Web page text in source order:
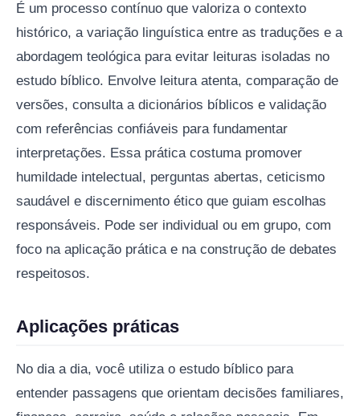
É um processo contínuo que valoriza o contexto
histórico, a variação linguística entre as traduções e a
abordagem teológica para evitar leituras isoladas no
estudo bíblico. Envolve leitura atenta, comparação de
versões, consulta a dicionários bíblicos e validação
com referências confiáveis para fundamentar
interpretações. Essa prática costuma promover
humildade intelectual, perguntas abertas, ceticismo
saudável e discernimento ético que guiam escolhas
responsáveis. Pode ser individual ou em grupo, com
foco na aplicação prática e na construção de debates
respeitosos.
Aplicações práticas
No dia a dia, você utiliza o estudo bíblico para
entender passagens que orientam decisões familiares,